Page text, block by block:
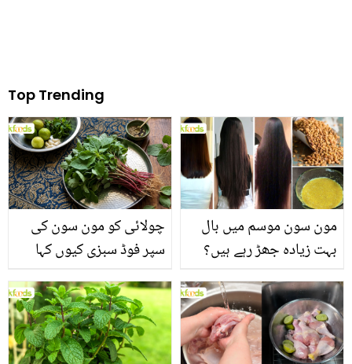
Top Trending
چولائی کو مون سون کی
سپر فوڈ سبزی کیوں کہا
جاتا ہے؟ جانیں وٹامنز،
منرلز اور اینٹی آکسیڈنٹس
سے بھرپور اس سبزی کے
فائدے
مون سون موسم میں بال
بہت زیادہ جھڑ رہے ہیں؟
جانیں بالوں کو مضبوط
بنانے کے چند قدرتی طریقے